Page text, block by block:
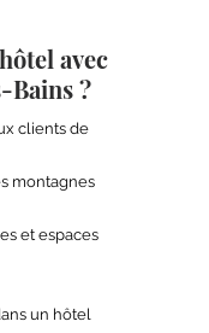
avec
Bains ?
clients de
montagnes
et espaces
un hôtel